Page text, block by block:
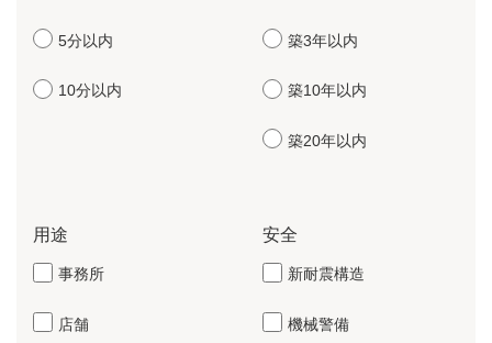
5分以内
10分以内
築3年以内
築10年以内
築20年以内
用途
事務所
店舗
安全
新耐震構造
機械警備